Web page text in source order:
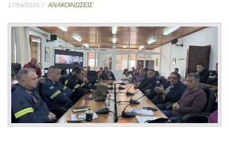
17/04/2025 ΑΝΑΚΟΙΝΩΣΕΙΣ